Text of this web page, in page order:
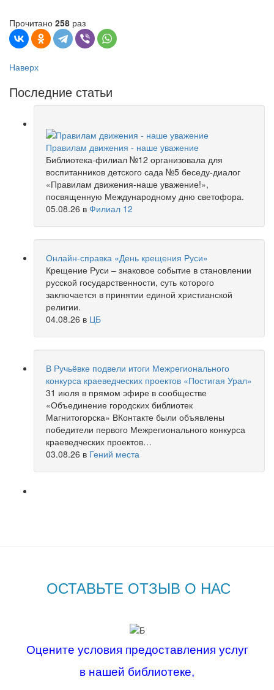
Прочитано 258 раз
Наверх
Последние статьи
Правилам движения - наше уважение
Библиотека-филиал №12 организовала для
воспитанников детского сада №5 беседу-диалог
«Правилам движения-наше уважение!»,
посвященную Международному дню светофора.
05.08.26 в Филиал 12
Онлайн-справка «День крещения Руси»
Крещение Руси – знаковое событие в становлении
русской государственности, суть которого
заключается в принятии единой христианской
религии.
04.08.26 в ЦБ
В Ручьёвке подвели итоги Межрегионального
конкурса краеведческих проектов «Постигая Урал»
31 июля в прямом эфире в сообществе
«Объединение городских библиотек
Магнитогорска» ВКонтакте были объявлены
победители первого Межрегионального конкурса
краеведческих проектов…
03.08.26 в Гений места
ОСТАВЬТЕ ОТЗЫВ О НАС
Оцените условия предоставления услуг
в нашей библиотеке,